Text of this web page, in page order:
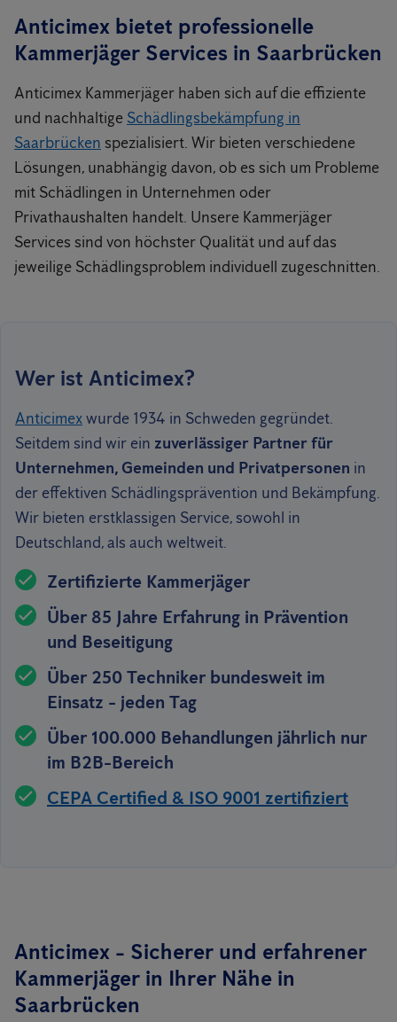
Anticimex bietet professionelle
Kammerjäger Services in Saarbrücken
Anticimex Kammerjäger haben sich auf die effiziente
und nachhaltige Schädlingsbekämpfung in
Saarbrücken spezialisiert. Wir bieten verschiedene
Lösungen, unabhängig davon, ob es sich um Probleme
mit Schädlingen in Unternehmen oder
Privathaushalten handelt. Unsere Kammerjäger
Services sind von höchster Qualität und auf das
jeweilige Schädlingsproblem individuell zugeschnitten.
Wer ist Anticimex?
Anticimexwurde 1934 in Schweden gegründet.
Seitdem sind wir ein zuverlässiger Partner für
Unternehmen, Gemeinden und Privatpersonen in
der effektiven Schädlingsprävention und Bekämpfung.
Wir bieten erstklassigen Service, sowohl in
Deutschland, als auch weltweit.
Zertifizierte Kammerjäger
Über 85 Jahre Erfahrung in Prävention
und Beseitigung
Über 250 Techniker bundesweit im
Einsatz - jeden Tag
Über 100.000 Behandlungen jährlich nur
im B2B-Bereich
CEPA Certified & ISO 9001 zertifiziert
Anticimex - Sicherer und erfahrener
Kammerjäger in Ihrer Nähe in
Saarbrücken